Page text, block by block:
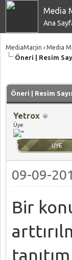
Media
Ana
MediaMarjin › Media
Öneri | Resim
Öneri | Resim
Yetrox
Üye
09-09-
Bir